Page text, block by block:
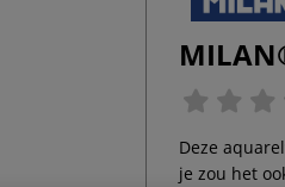
Deze
je zou het